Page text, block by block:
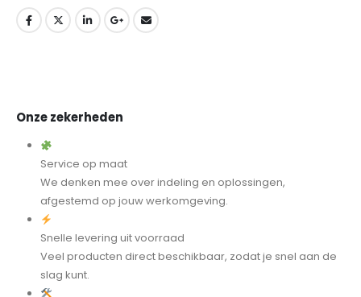
Onze zekerheden
Service op maat
We denken mee over indeling en oplossingen,
afgestemd op jouw werkomgeving.
Snelle levering uit voorraad
Veel producten direct beschikbaar, zodat je snel aan de
slag kunt.